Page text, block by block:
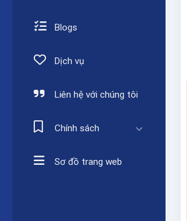
Blogs
Dịch vụ
Liên hệ với chúng tôi
Chính sách
Sơ đồ trang web